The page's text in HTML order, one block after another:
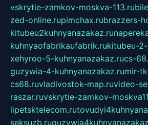
vskrytie-zamkov-moskva-113.ru
zed-online.rupimchax.rubrazzers-
kitubeu2kuhnyanazakaz.ru
kuhnyaofabrikaufabrik.rukitubeu-
xehyroo-5-kuhnyanazakaz.rucs-
guzywia-4-kuhnyanazakaz.rumir-
cs68.ruvladivostok-map.ruvideo-
raszar.ruvskrytie-zamkov-
lipetsktelecom.ru
seksuzb.ru